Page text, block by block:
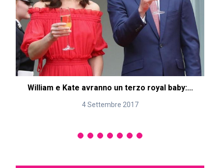
William e Kate avranno un terzo royal baby:...
4 Settembre 2017